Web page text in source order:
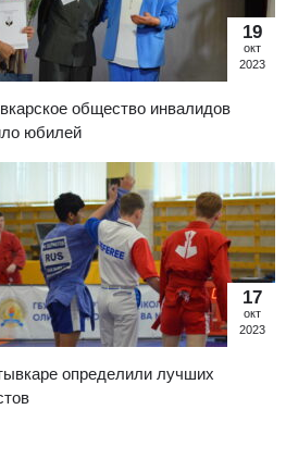
общество инвалидов
юбилей
19
окт
2023
определили лучших
17
окт
2023